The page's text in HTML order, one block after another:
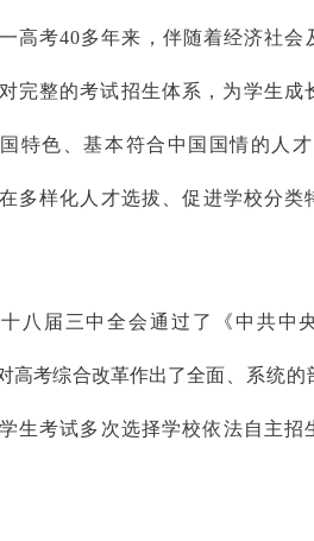
高考40多年来，伴随着经济社会
完整的考试招生体系，为学生
特色、基本符合中国国情的人
多样化人才选拔、促进学校分
八届三中全会通过了《中共中
高考综合改革作出了全面、系统的
生考试多次选择学校依法自主招